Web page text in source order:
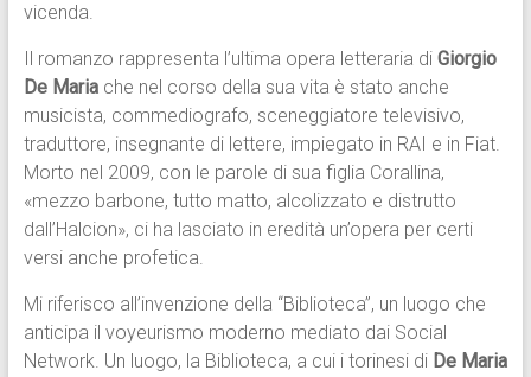
vicenda.
Il romanzo rappresenta l’ultima opera letteraria di Giorgio
De Mariache nel corso della sua vita è stato anche
musicista, commediografo, sceneggiatore televisivo,
traduttore, insegnante di lettere, impiegato in RAI e in Fiat.
Morto nel 2009, con le parole di sua figlia Corallina,
«mezzo barbone, tutto matto, alcolizzato e distrutto
dall’Halcion», ci ha lasciato in eredità un’opera per certi
versi anche profetica.
Mi riferisco all’invenzione della “Biblioteca”, un luogo che
anticipa il voyeurismo moderno mediato dai Social
Network. Un luogo, la Biblioteca, a cui i torinesi di De Maria